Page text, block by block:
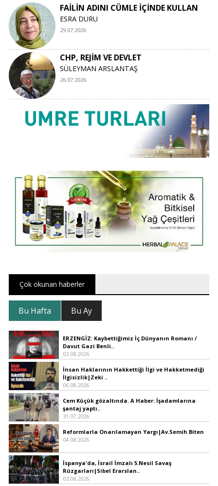
FAİLİN ADINI CÜMLE İÇİNDE KULLAN
ESRA DURU
29.07.2026
CHP, REJİM VE DEVLET
SÜLEYMAN ARSLANTAŞ
26.07.2026
Çok okunan haberler
Bu Hafta Bu Ay
ERZENGİZ: Kaybettiğimiz İç Dünyanın Romanı /
Davut Gazi Benli..
02.08.2026
İnsan Haklarının Hakkettiği İlgi ve Hakketmediği
İlgisizlik|Zeki ..
06.08.2026
Cem Küçük gözaltında. A Haber: İşadamlarına
şantaj yaptı..
31.07.2026
Reformlarla Onarılamayan Yargı|Av.Semih Biten
04.08.2026
İspanya'da, İsrail İmzalı 5.Nesil Savaş
Rüzgarları|Sibel Erarslan..
03.08.2026